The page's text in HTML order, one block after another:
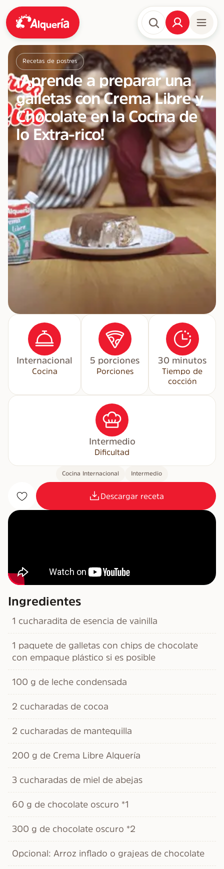
Recetas de postres
¡Aprende a preparar una
galletas con Crema Libre y
Chocolate en la Cocina de
lo Extra-rico!
Cocina
Internacional
Porciones
5 porciones
Tiempo de
cocción
30 minutos
Dificultad
Intermedio
Cocina Internacional Intermedio
Descargar receta
Ingredientes
1 cucharadita de esencia de vainilla
1 paquete de galletas con chips de chocolate
con empaque plástico si es posible
100 g de leche condensada
2 cucharadas de cocoa
2 cucharadas de mantequilla
200 g de Crema Libre Alquería
3 cucharadas de miel de abejas
60 g de chocolate oscuro *1
300 g de chocolate oscuro *2
Opcional: Arroz inflado o grajeas de chocolate